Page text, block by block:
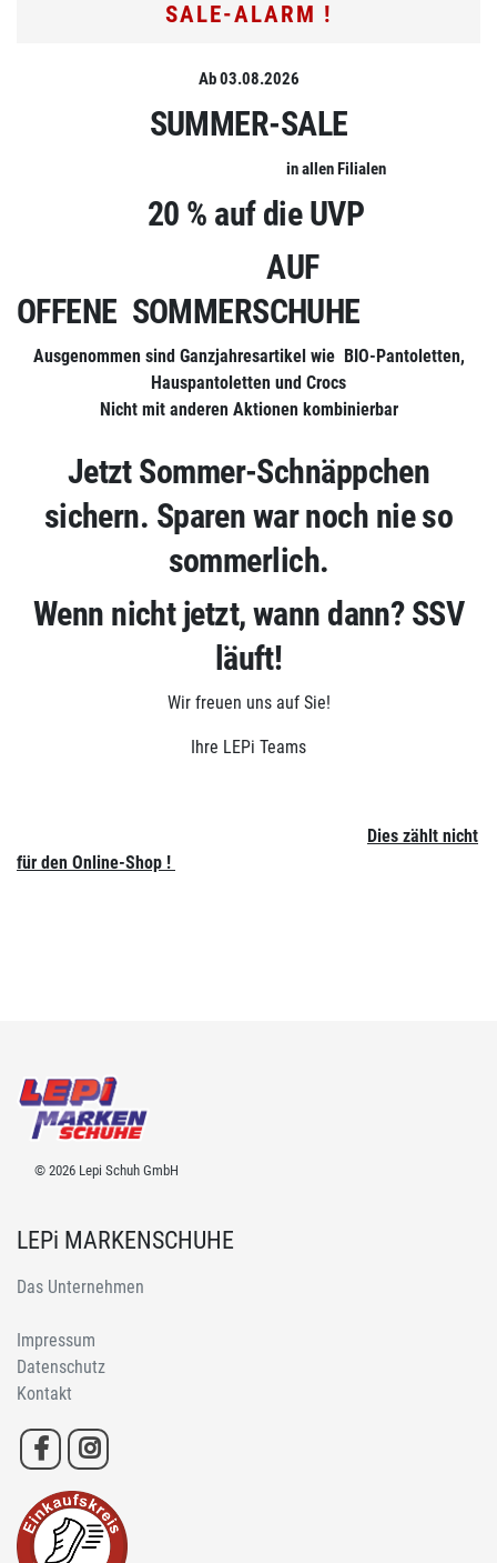
SALE-ALARM !
Ab 03.08.2026
SUMMER-SALE
in allen Filialen
20 % auf die UVP
AUF
OFFENE SOMMERSCHUHE
Ausgenommen sind Ganzjahresartikel wie BIO-Pantoletten,
Hauspantoletten und Crocs
Nicht mit anderen Aktionen kombinierbar
Jetzt Sommer-Schnäppchen
sichern. Sparen war noch nie so
sommerlich.
Wenn nicht jetzt, wann dann? SSV
läuft!
Wir freuen uns auf Sie!
Ihre LEPi Teams
Dies zählt nicht
für den Online-Shop !
© 2026 Lepi Schuh GmbH
LEPi MARKENSCHUHE
Das Unternehmen
Impressum
Datenschutz
Kontakt